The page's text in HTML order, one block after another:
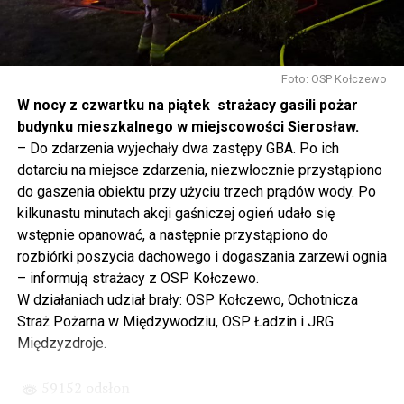
się tutaj nie kończy, Polska się tutaj zaczyna.
Gdyby nie determinacja rządu Prawa i Sprawiedliwości,
to tunel pod Świną do dzisiaj byłby w sferze
projektowania i dyskusji. Ważny tutaj był wkład
samorządu, ale to rząd PiS podjął w tej sprawie
najważniejsze decyzje. Powstał dzięki ogromnej
determinacji rządu najpierw Pani Premier Beaty Szydło,
a następnie Pana Premiera Mateusza Morawieckiego.
Chciałbym podziękować Panu Premierowi za to jak
osobiście pilnował powstania tej inwestycji. Cieszymy
się, że turyści również korzystają z tunelu, cieszymy się,
że wśród tych 4 milionów samochodów, które
przejechały już otwartym tunelem w Świnoujściu,
przyjechało tutaj do nas tak wielu turystów z zagranicy
– powiedział Wiceprezes PiS Joachim Brudziński w
Foto: OSP Kołczewo
W nocy z czwartku na piątek strażacy gasili pożar
budynku mieszkalnego w miejscowości Sierosław.
– Do zdarzenia wyjechały dwa zastępy GBA. Po ich
dotarciu na miejsce zdarzenia, niezwłocznie przystąpiono
do gaszenia obiektu przy użyciu trzech prądów wody. Po
kilkunastu minutach akcji gaśniczej ogień udało się
wstępnie opanować, a następnie przystąpiono do
rozbiórki poszycia dachowego i dogaszania zarzewi ognia
– informują strażacy z OSP Kołczewo.
W działaniach udział brały: OSP Kołczewo, Ochotnicza
Straż Pożarna w Międzywodziu, OSP Ładzin i JRG
Międzyzdroje.